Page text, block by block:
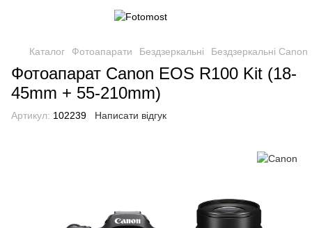
Каталог Фотоапарати Бездзеркальні Бездзеркальні Canon
Фотоапарат Canon EOS R100 Kit (18-
45mm + 55-210mm)
Артикул: 102239 Написати відгук